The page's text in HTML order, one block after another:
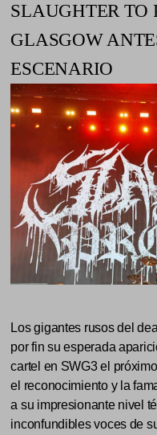
SLAUGHTER TO
GLASGOW
ESCENARIO
Los gigantes rusos del
por fin su esperada
cartel en SWG3 el
el reconocimiento y la
a su impresionante nivel
inconfundibles voces de